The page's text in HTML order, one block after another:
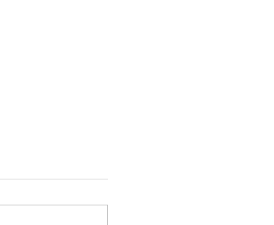
Saiba mais em: https://lfi-